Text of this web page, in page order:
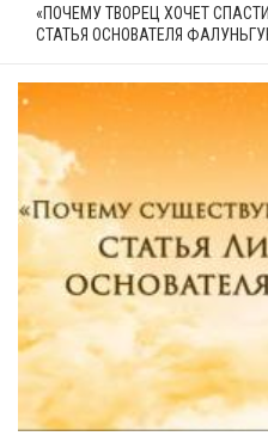
«ПОЧЕМУ ТВОРЕЦ ХОЧЕТ
СТАТЬЯ ОСНОВАТЕЛЯ